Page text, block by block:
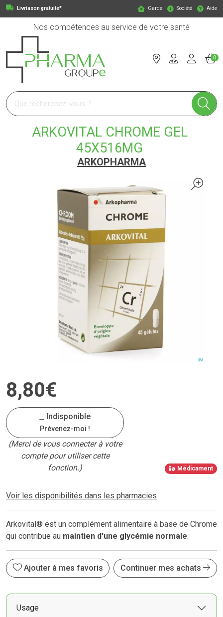
Livriason gratuite* Garde Société Aide
Nos compétences au service de votre santé
Pharmagroupe Votre pharmacie en ligne à votre service
0
ARKOVITAL CHROME GEL
45X516MG
ARKOPHARMA
8,80€
Indisponible
Prévenez-moi !
(Merci de vous connecter à votre
compte pour utiliser cette
fonction.)
Médicament
Voir les disponibilités dans les pharmacies
Arkovital® est un complément alimentaire à base de Chrome
qui contribue au maintien d'une glycémie normale.
Ajouter à mes favoris Continuer mes achats
Usage